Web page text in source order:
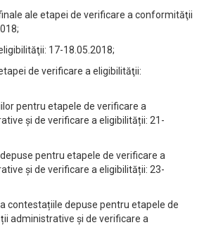
ale etapei de verificare a conformităţii
17-18.05.2018;
de verificare a eligibilităţii:
pentru etapele de verificare a
și de verificare a eligibilității: 21-
pentru etapele de verificare a
și de verificare a eligibilității: 23-
contestațiile depuse pentru etapele de
administrative și de verificare a